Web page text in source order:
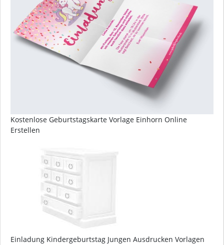
Kostenlose Geburtstagskarte Vorlage Einhorn Online
Erstellen
Einladung Kindergeburtstag Jungen Ausdrucken Vorlagen